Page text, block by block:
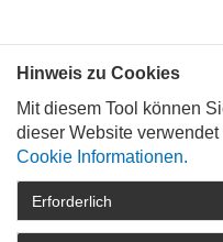
Hinweis zu Cookies
Mit diesem Tool können
dieser Website
Cookie Informationen.
Erforderlich